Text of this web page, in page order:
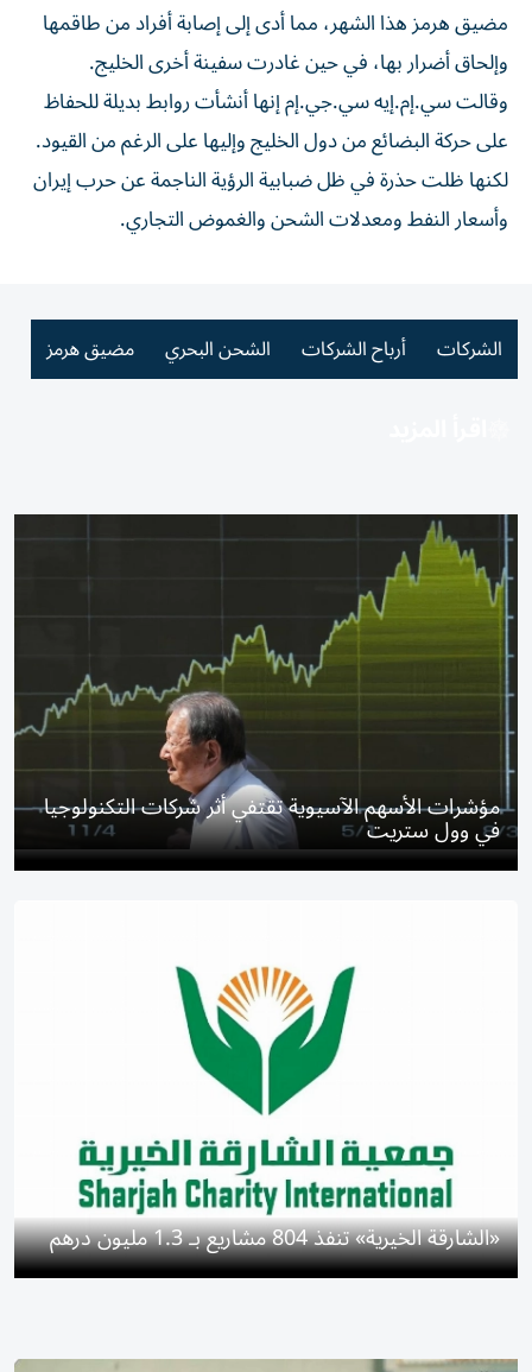
‌مضيق هرمز هذا الشهر، مما ⁠أدى إلى إصابة أفراد من طاقمها
وإلحاق ‌أضرار بها، في حين غادرت سفينة أخرى الخليج.
وقالت سي.إم.إيه سي.جي.إم إنها أنشأت روابط بديلة للحفاظ
على حركة البضائع ⁠من دول الخليج وإليها على الرغم من ​القيود.
لكنها ظلت حذرة في ظل ضبابية الرؤية الناجمة عن حرب إيران
وأسعار النفط ومعدلات الشحن والغموض ⁠التجاري.
الشركات أرباح الشركات الشحن البحري مضيق هرمز
مؤشرات الأسهم الآسيوية تقتفي أثر شركات التكنولوجيا
في وول ستريت
«الشارقة الخيرية» تنفذ 804 مشاريع بـ 1.3 مليون درهم